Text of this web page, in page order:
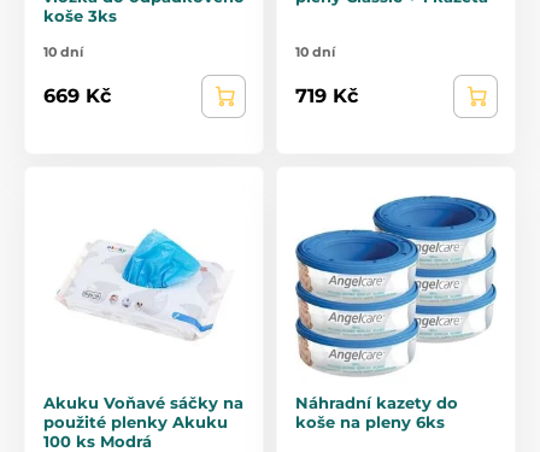
koše 3ks
10 dní
669 Kč
10 dní
719 Kč
Akuku Voňavé sáčky na
použité plenky Akuku
100 ks Modrá
Náhradní kazety do
koše na pleny 6ks